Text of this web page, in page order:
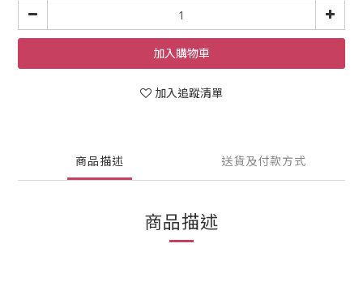
加入購物車
加入追蹤清單
商品描述 送貨及付款方式
商品描述